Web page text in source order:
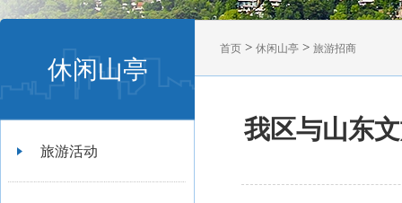
休闲山亭
旅游活动
首页 > 休闲山亭 > 旅游招商
我区与山东